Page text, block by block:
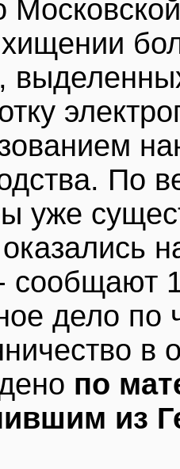
По
уже
сообщают
дело по
в
по
из